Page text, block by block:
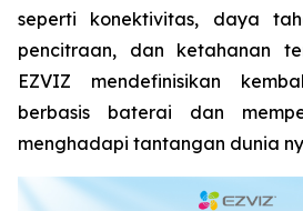
seperti konektivitas, daya
pencitraan, dan ketahanan
EZVIZ mendefinisikan
berbasis baterai dan
menghadapi tantangan dunia